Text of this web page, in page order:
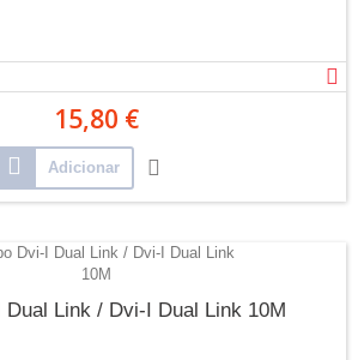
15,80 €
Adicionar
Dual Link / Dvi-I Dual Link 10M